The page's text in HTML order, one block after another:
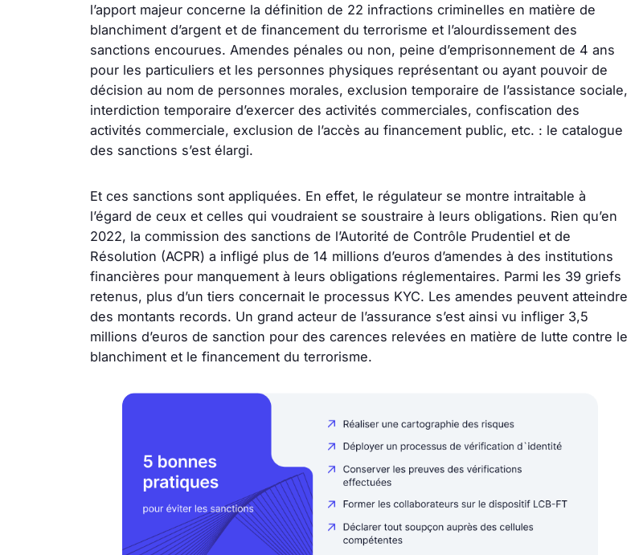
l’apport majeur concerne la définition de 22 infractions criminelles en matière de
blanchiment d’argent et de financement du terrorisme et l’alourdissement des
sanctions encourues. Amendes pénales ou non, peine d’emprisonnement de 4 ans
pour les particuliers et les personnes physiques représentant ou ayant pouvoir de
décision au nom de personnes morales, exclusion temporaire de l’assistance sociale,
interdiction temporaire d’exercer des activités commerciales, confiscation des
activités commerciale, exclusion de l’accès au financement public, etc. : le catalogue
des sanctions s’est élargi.
Et ces sanctions sont appliquées. En effet, le régulateur se montre intraitable à
l’égard de ceux et celles qui voudraient se soustraire à leurs obligations. Rien qu’en
2022, la commission des sanctions de l’Autorité de Contrôle Prudentiel et de
Résolution (ACPR) a infligé plus de 14 millions d’euros d’amendes à des institutions
financières pour manquement à leurs obligations réglementaires. Parmi les 39 griefs
retenus, plus d’un tiers concernait le processus KYC. Les amendes peuvent atteindre
des montants records. Un grand acteur de l’assurance s’est ainsi vu infliger 3,5
millions d’euros de sanction pour des carences relevées en matière de lutte contre le
blanchiment et le financement du terrorisme.